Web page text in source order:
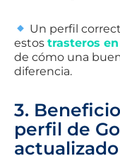
Un perfil
estos trasteros
de cómo una
diferencia.
3.
perfil de
actualizado